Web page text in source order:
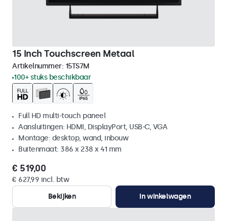
15 Inch Touchscreen Metaal
Artikelnummer: 15TS7M
100+ stuks beschikbaar
Full HD multi-touch paneel
Aansluitingen: HDMI, DisplayPort, USB-C, VGA
Montage: desktop, wand, inbouw
Buitenmaat: 386 x 238 x 41 mm
€ 519,00
€ 627,99 incl. btw
Bekijken
In winkelwagen